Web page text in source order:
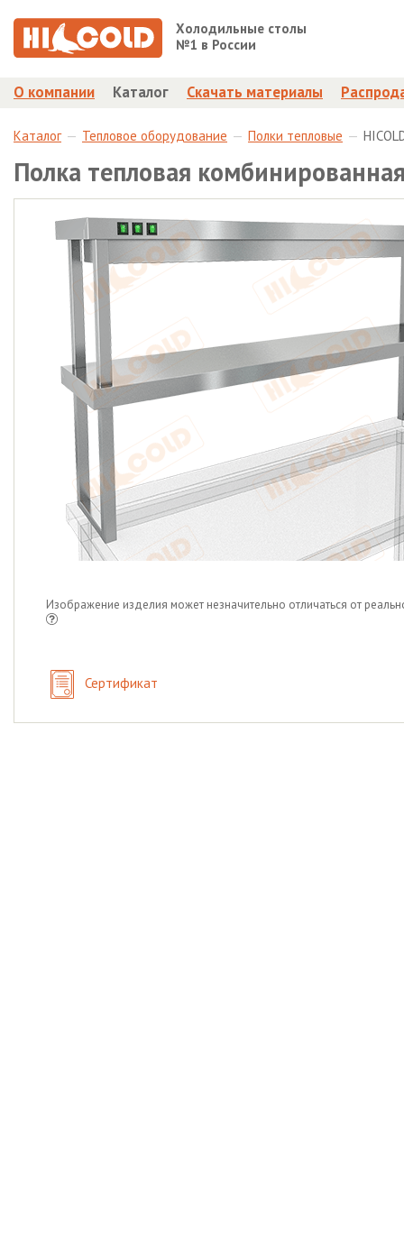
Холодильные столы
№1 в России
О компании Каталог Скачать материалы
Каталог Тепловое оборудование Полки тепловые
Полка тепловая
Изображение изделия может незначительно отличаться от
Сертификат